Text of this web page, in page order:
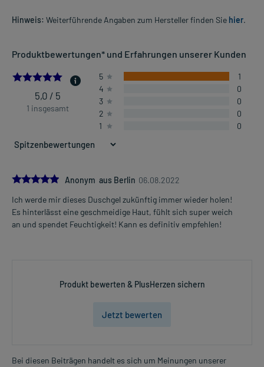
Hinweis: Weiterführende Angaben zum Hersteller finden Sie hier.
Produktbewertungen* und Erfahrungen unserer Kunden
5.0
5,0 / 5
1 insgesamt
5
1
4
0
3
0
2
0
1
0
5.0Anonym aus Berlin 06.08.2022
Ich werde mir dieses Duschgel zukünftig immer wieder holen!
Es hinterlässt eine geschmeidige Haut, fühlt sich super weich
an und spendet Feuchtigkeit! Kann es definitiv empfehlen!
Produkt bewerten & PlusHerzen sichern
Jetzt bewerten
Bei diesen Beiträgen handelt es sich um Meinungen unserer